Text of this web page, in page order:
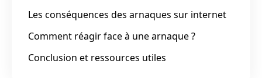
Les conséquences des arnaques sur internet
Comment réagir face à une arnaque ?
Conclusion et ressources utiles